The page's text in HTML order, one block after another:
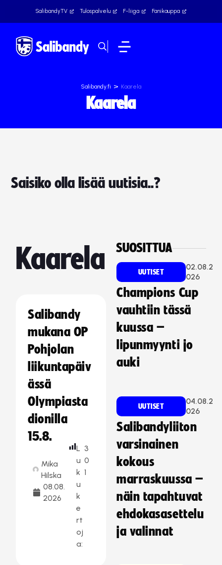
SalibandyTV Tulospalvelu F-liiga Fanikauppa
Salibandy.fi > Kaarela
Kaarela
Saisiko olla lisää uutisia..?
Kaarela
Salibandy
mukana OP
Pohjolan
liikuntapäiv
ässä
Olympiasta
dionilla
15.8.
Mika
Hilska
08.08.
2026
L
u
k
u
k
e
rt
oj
a:
3
0
1
SUOSITTUA
UUTISET
02.08.2
026
Champions Cup
vauhtiin tässä
kuussa –
lipunmyynti jo
auki
UUTISET
04.08.2
026
Salibandyliiton
varsinainen
kokous
marraskuussa –
näin tapahtuvat
ehdokasasettelu
ja valinnat